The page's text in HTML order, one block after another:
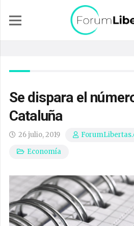
Se dispara el
Cataluña
26 julio, 2019
Economía